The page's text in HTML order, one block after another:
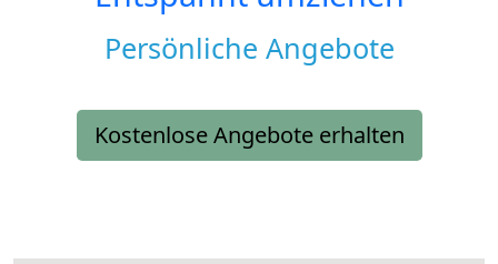
Persönliche Angebote
Kostenlose Angebote erhalten